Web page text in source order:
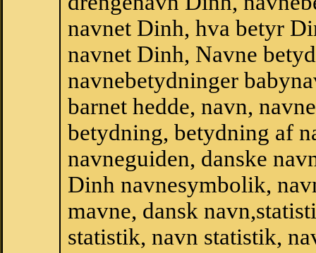
navnet Dinh, hva betyr
navnet Dinh, Navne
navnebetydninger
barnet hedde, navn,
betydning, betydning af
navneguiden, danske
Dinh navnesymbolik,
mavne, dansk
statistik, navn statistik,